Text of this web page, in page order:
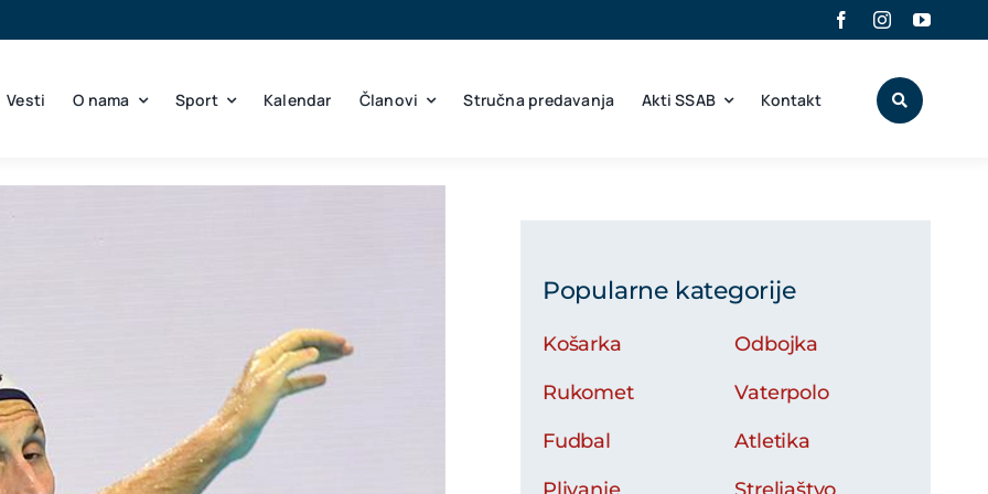
Vesti O nama Sport Kalendar Članovi Stručna predavanja Akti SSAB Kontakt
Popularne kategorije
Košarka
Rukomet
Fudbal
Odbojka
Vaterpolo
Atletika